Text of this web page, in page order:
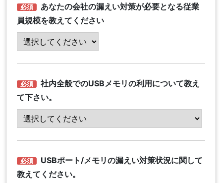
あなたの会社の漏えい対策が必要となる従業
員規模を教えてください
社内全般でのUSBメモリの利用について教え
て下さい。
USBポート/メモリの漏えい対策状況に関して
教えてください。